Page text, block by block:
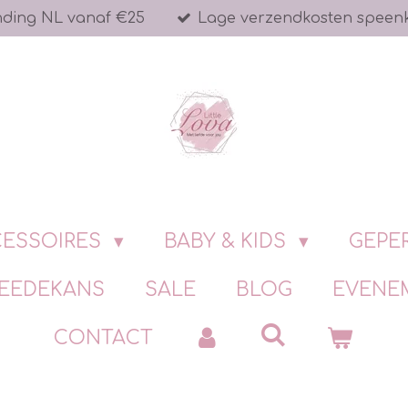
NL vanaf €25 Lage verzendkosten
BABY & KIDS
SALE BLOG
CONTACT